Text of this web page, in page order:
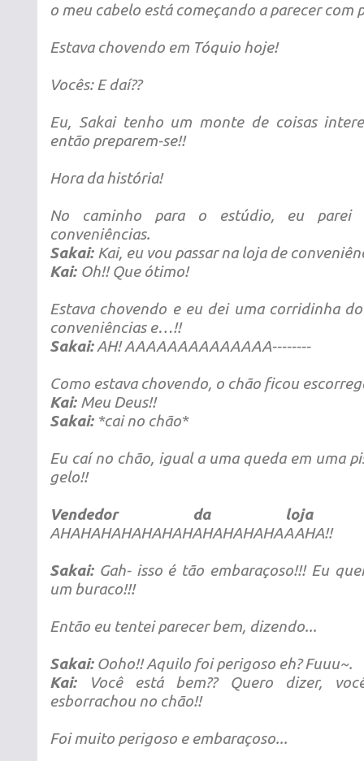
o meu cabelo está começando a parecer com
Estava chovendo em Tóquio hoje!
Vocês: E daí??
Eu, Sakai tenho um monte de coisas
então preparem-se!!
Hora da história!
No caminho para o estúdio, eu
conveniências.
Sakai: Kai, eu vou passar na loja de
Kai: Oh!! Que ótimo!
Estava chovendo e eu dei uma corridinha
conveniências e…!!
Sakai:AH! AAAAAAAAAAAAAA--------
Como estava chovendo, o chão ficou
Kai: Meu Deus!!
Sakai:*cai no chão*
Eu caí no chão, igual a uma queda em uma
gelo!!
Vendedor da
AHAHAHAHAHAHAHAHAHAHAHAAAHA!!
Sakai:Gah- isso é tão embaraçoso!!! Eu
um buraco!!!
Então eu tentei parecer bem, dizendo...
Sakai:Ooho!! Aquilo foi perigoso eh? Fuuu~.
Kai:
Você está bem?? Quero dizer,
esborrachou no chão!!
Foi muito perigoso e embaraçoso...